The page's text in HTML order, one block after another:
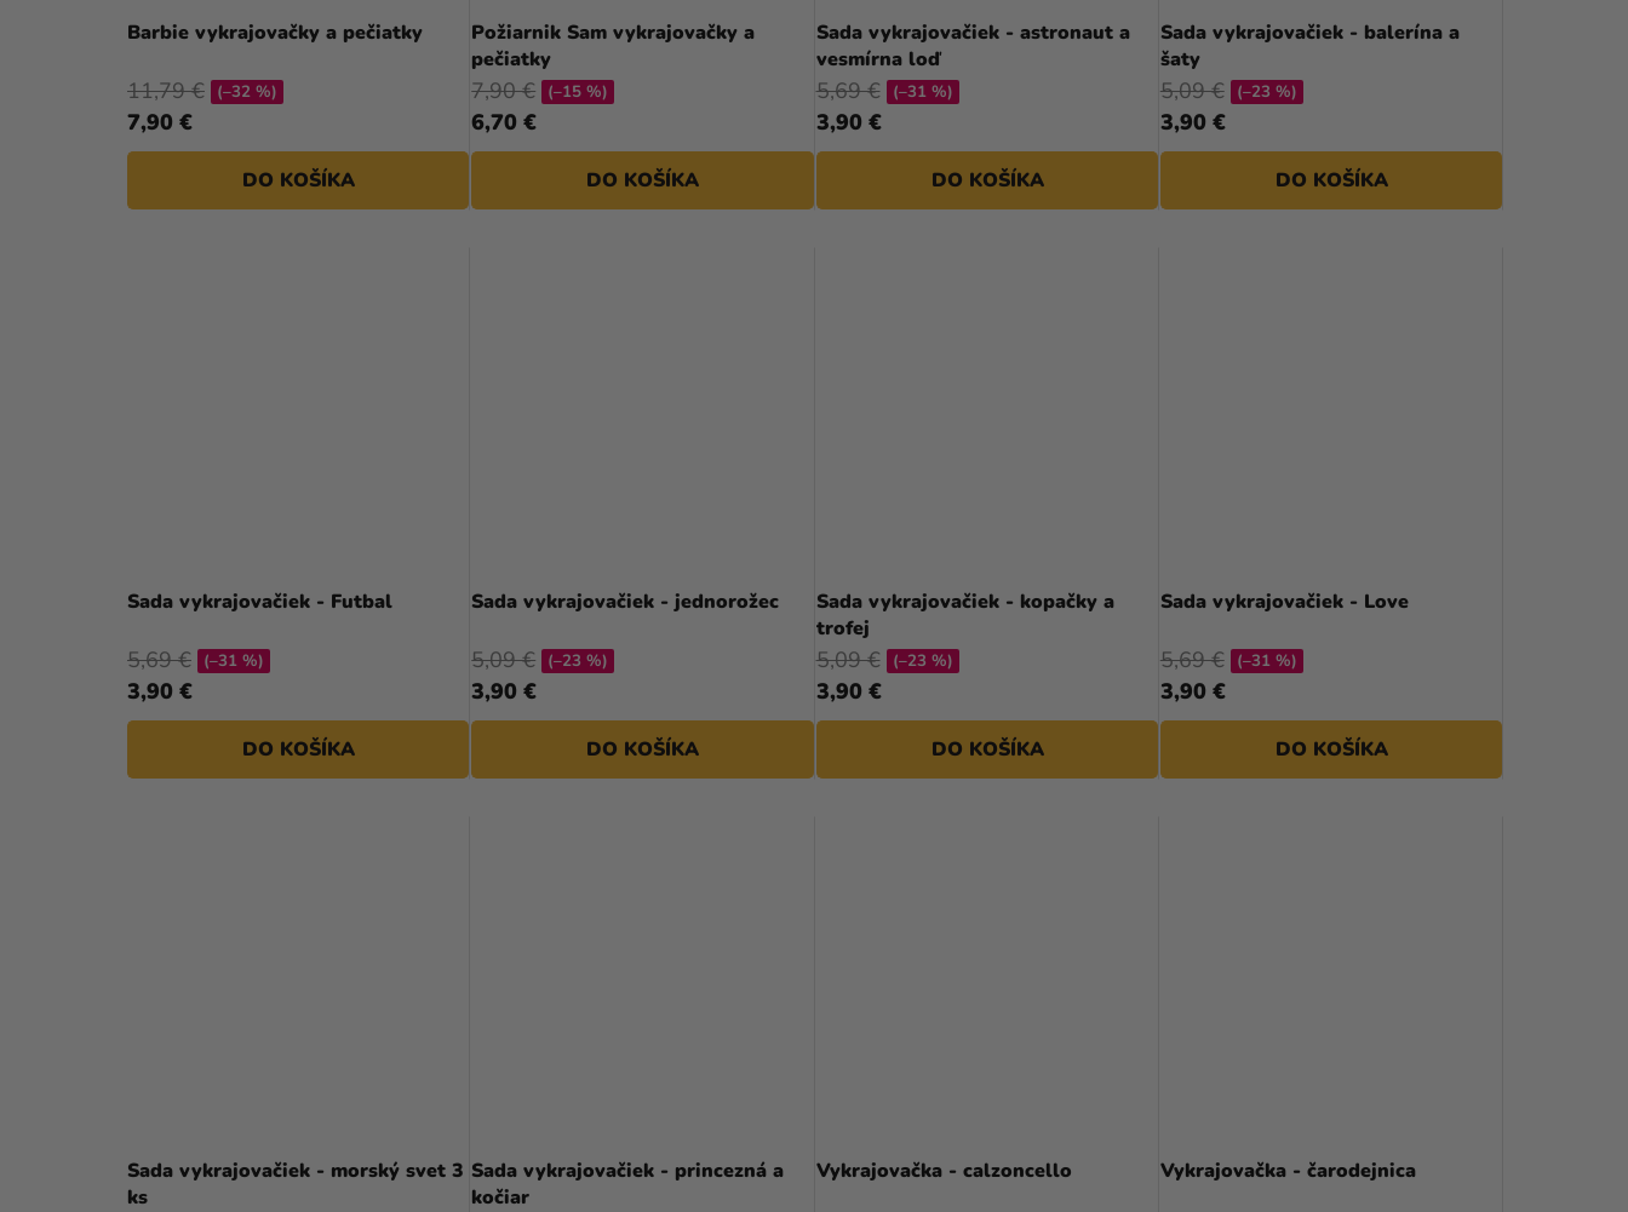
D
U
K
T
O
D
U
K
T
O
Barbie vykrajovačky a pečiatky
7,90 €
11,79 € (–32 %)
DO KOŠÍKA
Požiarnik Sam vykrajovačky a
pečiatky
6,70 €
7,90 € (–15 %)
DO KOŠÍKA
Sada vykrajovačiek - astronaut a
vesmírna loď
3,90 €
5,69 € (–31 %)
DO KOŠÍKA
Sada vykrajovačiek - balerína a
šaty
3,90 €
5,09 € (–23 %)
DO KOŠÍKA
Sada vykrajovačiek - Futbal
3,90 €
5,69 € (–31 %)
DO KOŠÍKA
Sada vykrajovačiek - jednorožec
3,90 €
5,09 € (–23 %)
DO KOŠÍKA
Sada vykrajovačiek - kopačky a
trofej
3,90 €
5,09 € (–23 %)
DO KOŠÍKA
Sada vykrajovačiek - Love
3,90 €
5,69 € (–31 %)
DO KOŠÍKA
Sada vykrajovačiek - morský svet 3
ks
Sada vykrajovačiek - princezná a
kočiar
Vykrajovačka - calzoncello Vykrajovačka - čarodejnica